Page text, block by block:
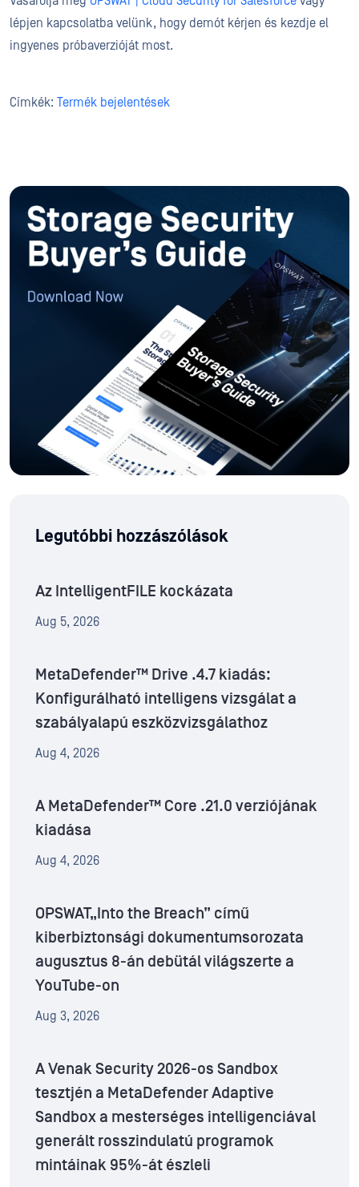
lépjen kapcsolatba velünk, hogy demót kérjen és kezdje el
ingyenes próbaverzióját most.
Címkék: Termék bejelentések
Legutóbbi hozzászólások
Az IntelligentFILE kockázata
Aug 5, 2026
MetaDefender™ Drive .4.7 kiadás:
Konfigurálható intelligens vizsgálat a
szabályalapú eszközvizsgálathoz
Aug 4, 2026
A MetaDefender™ Core .21.0 verziójának
kiadása
Aug 4, 2026
OPSWAT„Into the Breach” című
kiberbiztonsági dokumentumsorozata
augusztus 8-án debütál világszerte a
YouTube-on
Aug 3, 2026
A Venak Security 2026-os Sandbox
tesztjén a MetaDefender Adaptive
Sandbox a mesterséges intelligenciával
generált rosszindulatú programok
mintáinak 95%-át észleli